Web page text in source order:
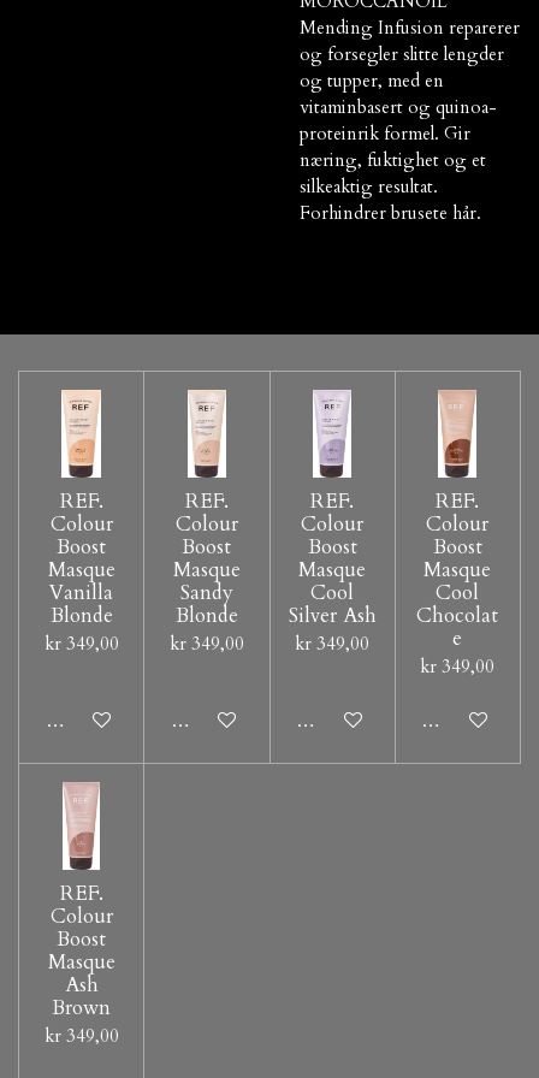
Mending Infusion reparerer
og forsegler slitte lengder
og tupper, med en
vitaminbasert og quinoa-
proteinrik formel. Gir
næring, fuktighet og et
silkeaktig resultat.
Forhindrer brusete hår.
REF.
Colour
Boost
Masque
Vanilla
Blonde
kr 349,00
Legg til handlevogn
REF.
Colour
Boost
Masque
Sandy
Blonde
kr 349,00
Legg til handlevogn
REF.
Colour
Boost
Masque
Cool
Silver Ash
kr 349,00
Legg til handlevogn
REF.
Colour
Boost
Masque
Cool
Chocolat
e
kr 349,00
Legg til
REF.
Colour
Boost
Masque
Ash
Brown
kr 349,00